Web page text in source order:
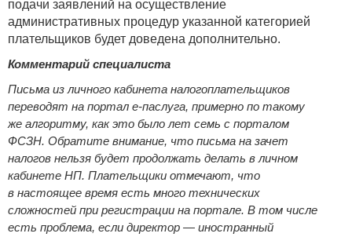
подачи заявлений на осуществление
административных процедур указанной категорией
плательщиков будет доведена дополнительно.
Комментарий специалиста
Письма из личного кабинета налогоплательщиков
переводят на портал е-паслуга, примерно по такому
же алгоритму, как это было лет семь с порталом
ФСЗН. Обратите внимание, что письма на зачет
налогов нельзя будет продолжать делать в личном
кабинете НП. Плательщики отмечают, что
в настоящее время есть много технических
сложностей при регистрации на портале. В том числе
есть проблема, если директор — иностранный